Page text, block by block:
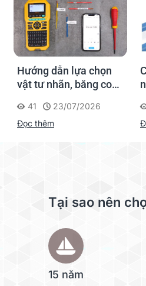
Hướng dẫn lựa chọn
vật tư nhãn, băng co
Supvan G15M Pro
41
23/07/2026
Đọc thêm
Tại sao nên
15 năm